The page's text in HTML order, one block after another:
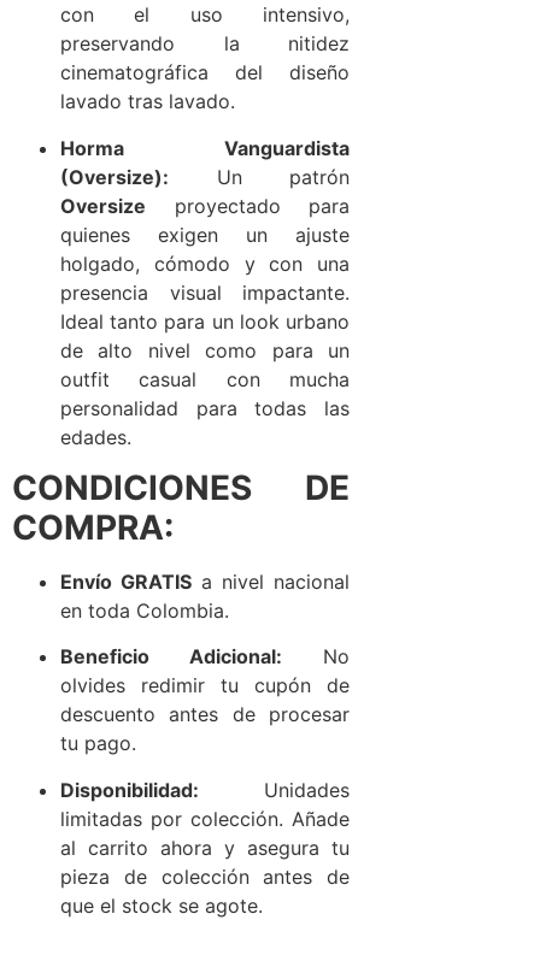
con el uso intensivo,
preservando la nitidez
cinematográfica del diseño
lavado tras lavado.
Horma Vanguardista
(Oversize): Un patrón
Oversize proyectado para
quienes exigen un ajuste
holgado, cómodo y con una
presencia visual impactante.
Ideal tanto para un look urbano
de alto nivel como para un
outfit casual con mucha
personalidad para todas las
edades.
CONDICIONES DE
COMPRA:
Envío GRATIS a nivel nacional
en toda Colombia.
Beneficio Adicional: No
olvides redimir tu cupón de
descuento antes de procesar
tu pago.
Disponibilidad: Unidades
limitadas por colección. Añade
al carrito ahora y asegura tu
pieza de colección antes de
que el stock se agote.